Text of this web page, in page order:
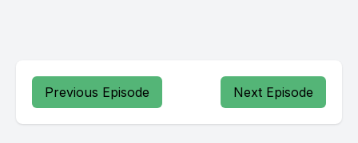
Previous Episode Next Episode